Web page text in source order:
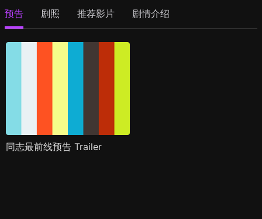
预告 剧照 推荐影片 剧情介绍
同志最前线预告 Trailer